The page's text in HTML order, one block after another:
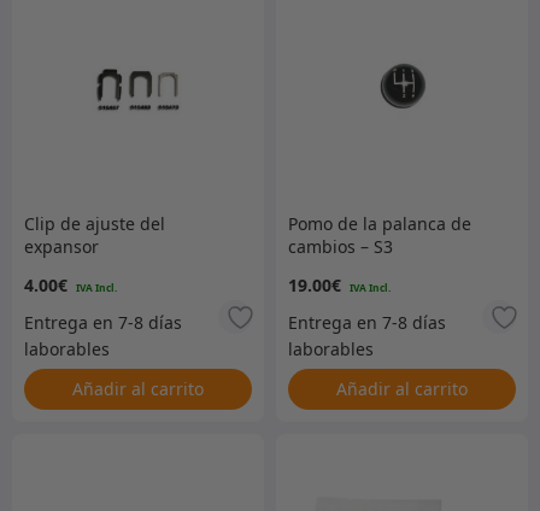
Clip de ajuste del
expansor
4.00€
Añadir al carrito
Pomo de la palanca de
cambios – S3
19.00€
Añadir al carrito